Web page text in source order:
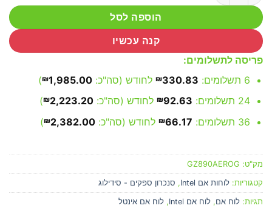
הוספה לסל
קנה עכשיו
פריסה לתשלומים:
6 תשלומים:
₪330.83 לחודש (סה"כ: ₪1,985.00
)
24 תשלומים:
₪92.63 לחודש (סה"כ: ₪2,223.20
)
36 תשלומים:
₪66.17 לחודש (סה"כ: ₪2,382.00
)
מק"ט: GZ890AEROG
קטגוריות: לוחות אם Intel , סנכרון ספקים - סידילוג
תגיות: לוח אם, לוח אם Intel , לוח אם אינטל